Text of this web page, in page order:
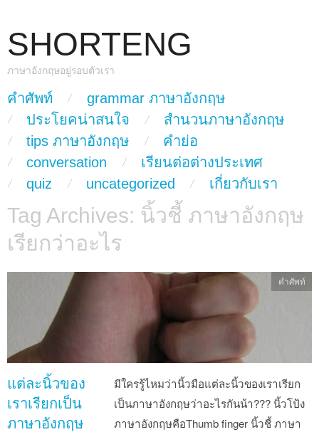
SHORTENG
ภาษาอังกฤษอยู่รอบตัวเรา
Main Menu
skip to content
คำศัพท์
grammar ภาษาอังกฤษ
ประโยคน่าสนใจ
สำนวนภาษาอังกฤษ
tips ภาษาอังกฤษ
คำย่อ
conversation
เรียนต่อต่างประเทศ
quiz
uncategorized เกี่ยวกับเรา
Tag Archives: นิ้วชี้ ภาษาอังกฤษ
เรียกว่าอะไร
แต่ละนิ้วของ
เราเรียกเป็น
ภาษาอังกฤษ
มีใครรู้ไหมว่านิ้วมือแต่ละนิ้วของเราเรียก
เป็นภาษาอังกฤษว่าอะไรกันน้า??? นิ้วโป้ง
ภาษาอังกฤษคือThumb finger นิ้วชี้ ภาษา
คำศัพท์